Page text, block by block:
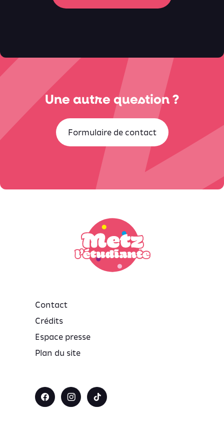
Une autre question ?
Formulaire de contact
Contact
Crédits
Espace presse
Plan du site